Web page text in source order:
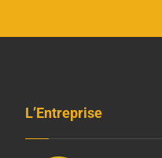
L’Entreprise